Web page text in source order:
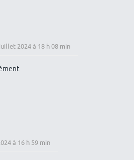
2024 à 18 h 08 min
à 16 h 59 min